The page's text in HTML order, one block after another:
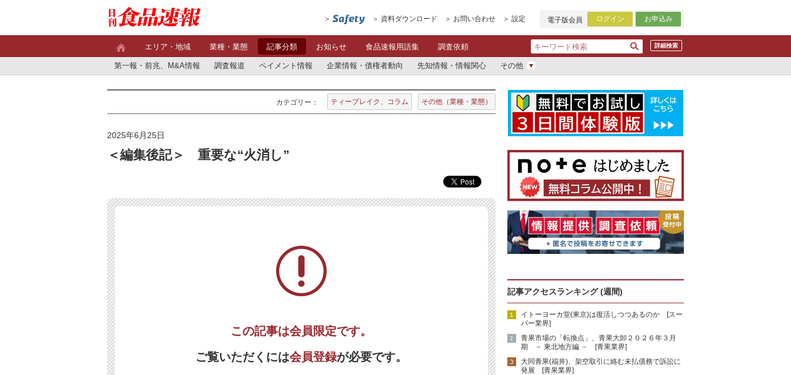
資料ダウンロード お問い合わせ 設定 電子版会員 ログイン お申込み
詳細検索
エリア・地域 業種・業態 記事分類 お知らせ 食品速報用語集 調査依頼
第一報・前兆、M&A情報 調査報道 ペイメント情報 企業情報・債権者動向 先知情報・情報関心 その他
カテゴリー： ティーブレイク、コラム その他（業種・業態）
2025年6月25日
＜編集後記＞ 重要な“火消し”
この記事は会員限定です。
ご覧いただくには会員登録が必要です。
記事アクセスランキング (週間)
イトーヨーカ堂(東京)は復活しつつあるのか [スー
パー業界]
青果市場の「転換点」、青果大卸２０２６年３月
期 － 東北地方編 － [青果業界]
大同青果(福井)、架空取引に絡む未払債務で訴訟に
発展 [青果業界]